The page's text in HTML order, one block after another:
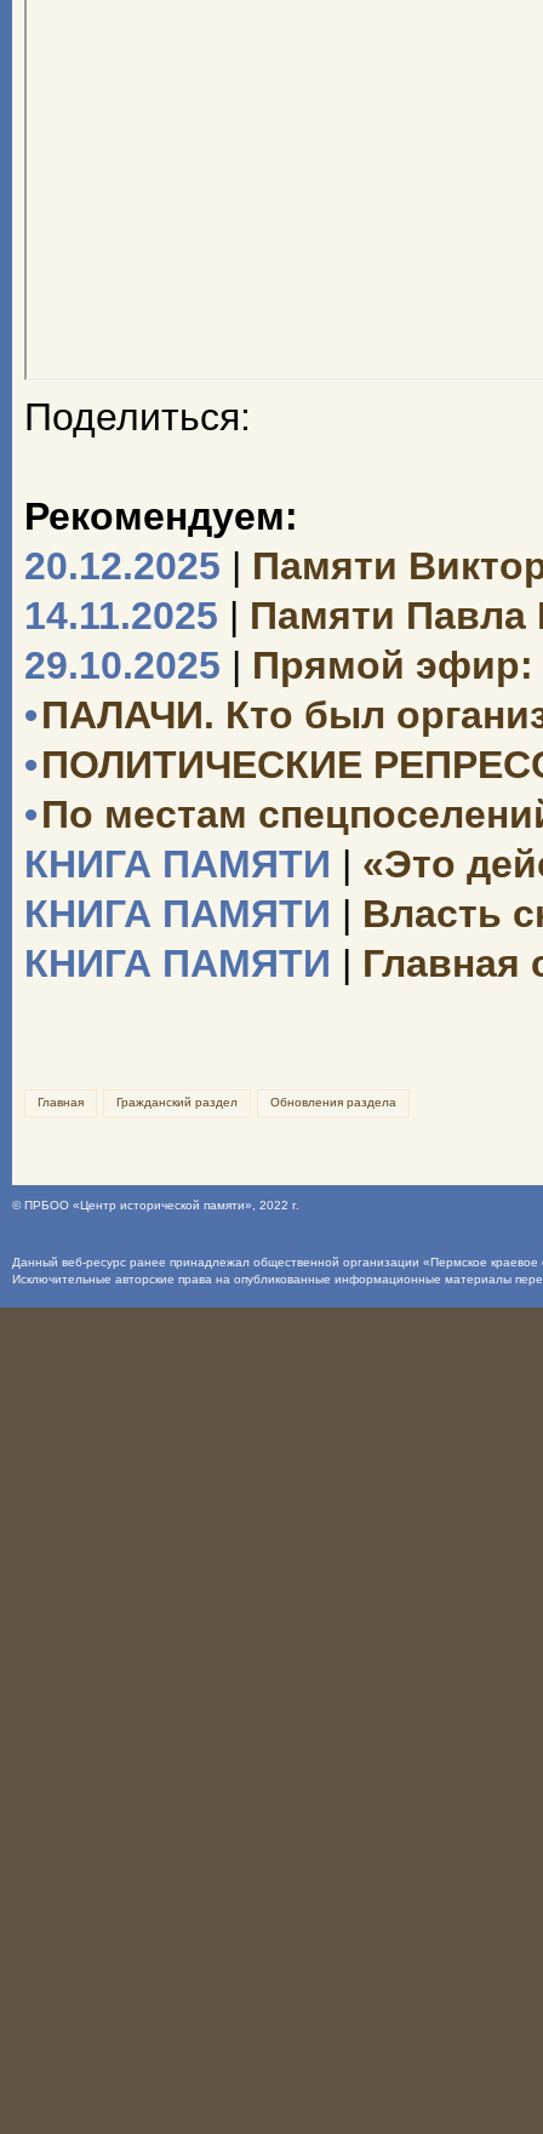
Поделиться:
Рекомендуем:
20.12.2025 | Памяти
14.11.2025 | Памяти Павла
29.10.2025 | Прямой эфир:
•ПАЛАЧИ. Кто был
•ПОЛИТИЧЕСКИЕ
•По местам
КНИГА ПАМЯТИ | «Это
КНИГА ПАМЯТИ | Власть
КНИГА ПАМЯТИ | Главная
Главная Гражданский раздел Обновления раздела
©ПРБОО «Центр исторической памяти» , 2022 г.
Данный веб-ресурс ранее принадлежал общественной организации «Пермское
Исключительные авторские права на опубликованные информационные материалы